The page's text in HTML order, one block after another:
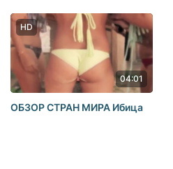
HD
04:01
ОБЗОР СТРАН МИРА Ибица